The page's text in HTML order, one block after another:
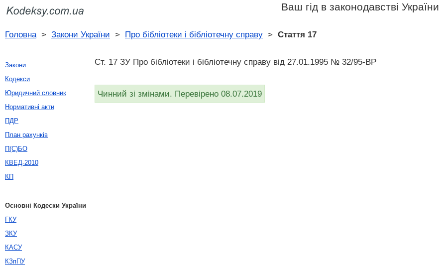
Ваш гід в законодавстві України
Головна> Закони України > Про бібліотеки і бібліотечну справу > Стаття 17
Ст. 17 ЗУ Про бібліотеки і бібліотечну справу від 27.01.1995 № 32/95-ВР
Чинний зі змінами. Перевірено 08.07.2019
Закони
Кодекси
Юридичний словник
Нормативні акти
ПДР
План рахунків
П(С)БО
КВЕД-2010
КП
Основні Кодески України
ГКУ
ЗКУ
КАСУ
КЗпПУ